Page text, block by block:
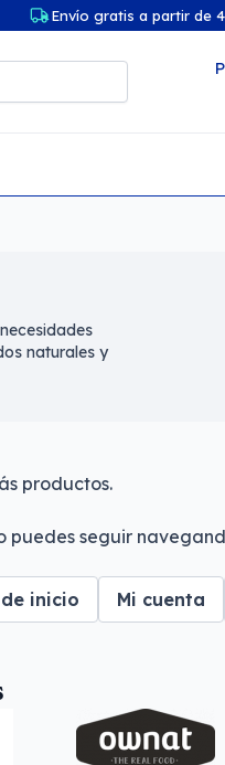
Envío gratis a partir de
naturales y
productos.
puedes seguir
inicio Mi cuenta